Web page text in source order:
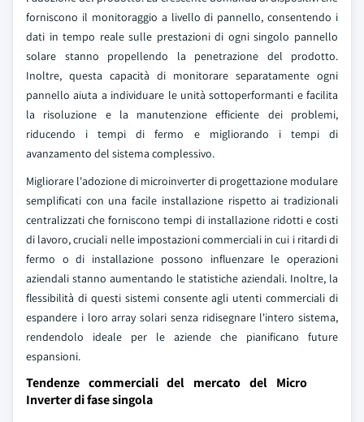
forniscono il monitoraggio a livello di pannello, consentendo i
dati in tempo reale sulle prestazioni di ogni singolo pannello
solare stanno propellendo la penetrazione del prodotto.
Inoltre, questa capacità di monitorare separatamente ogni
pannello aiuta a individuare le unità sottoperformanti e facilita
la risoluzione e la manutenzione efficiente dei problemi,
riducendo i tempi di fermo e migliorando i tempi di
avanzamento del sistema complessivo.
Migliorare l'adozione di microinverter di progettazione modulare
semplificati con una facile installazione rispetto ai tradizionali
centralizzati che forniscono tempi di installazione ridotti e costi
di lavoro, cruciali nelle impostazioni commerciali in cui i ritardi di
fermo o di installazione possono influenzare le operazioni
aziendali stanno aumentando le statistiche aziendali. Inoltre, la
flessibilità di questi sistemi consente agli utenti commerciali di
espandere i loro array solari senza ridisegnare l'intero sistema,
rendendolo ideale per le aziende che pianificano future
espansioni.
Tendenze commerciali del mercato del Micro
Inverter di fase singola